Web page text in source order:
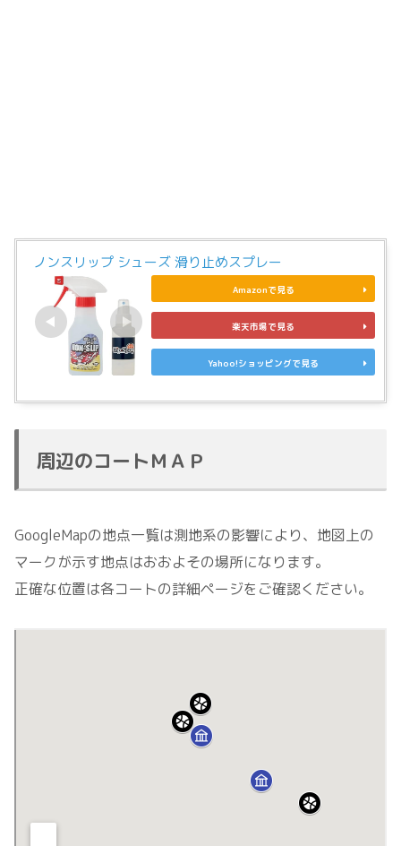
ノンスリップ シューズ 滑り止めスプレー
Amazonで見る
楽天市場で見る
Yahoo!ショッピングで見る
周辺のコートＭＡＰ
GoogleMapの地点一覧は測地系の影響により、地図上の
マークが示す地点はおおよその場所になります。
正確な位置は各コートの詳細ページをご確認ください。